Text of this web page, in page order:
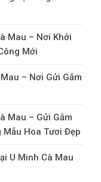
Mau – Nơi Khởi
Mới
– Nơi Gửi Gắm
Mau – Gửi Gắm
Mẫu Hoa Tươi Đẹp
U Minh Cà Mau